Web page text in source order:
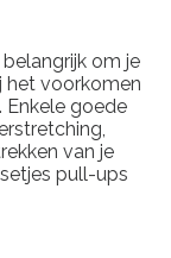
om je
het voorkomen
Enkele goede
van je
pull-ups